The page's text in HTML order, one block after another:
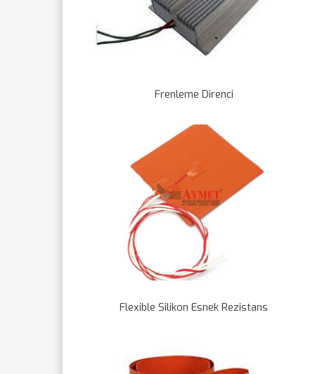
Frenleme Direnci
Flexible Silikon Esnek Rezistans